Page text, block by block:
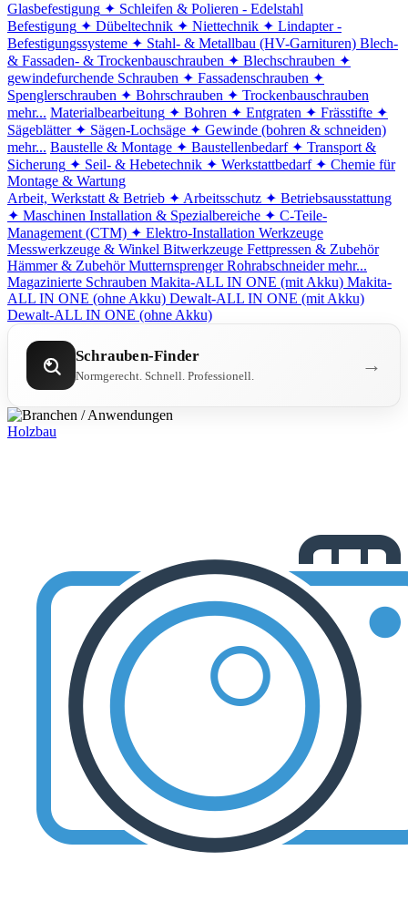
Glasbefestigung ✦ Schleifen & Polieren - Edelstahl
Befestigung ✦ Dübeltechnik ✦ Niettechnik ✦ Lindapter -
Befestigungssysteme ✦ Stahl- & Metallbau (HV-Garnituren) Blech-
& Fassaden- & Trockenbauschrauben ✦ Blechschrauben ✦
gewindefurchende Schrauben ✦ Fassadenschrauben ✦
Spenglerschrauben ✦ Bohrschrauben ✦ Trockenbauschrauben
mehr... Materialbearbeitung ✦ Bohren ✦ Entgraten ✦ Frässtifte ✦
Sägeblätter ✦ Sägen-Lochsäge ✦ Gewinde (bohren & schneiden)
mehr... Baustelle & Montage ✦ Baustellenbedarf ✦ Transport &
Sicherung ✦ Seil- & Hebetechnik ✦ Werkstattbedarf ✦ Chemie für
Montage & Wartung
Arbeit, Werkstatt & Betrieb ✦ Arbeitsschutz ✦ Betriebsausstattung
✦ Maschinen Installation & Spezialbereiche ✦ C-Teile-
Management (CTM) ✦ Elektro-Installation Werkzeuge
Messwerkzeuge & Winkel Bitwerkzeuge Fettpressen & Zubehör
Hämmer & Zubehör Mutternsprenger Rohrabschneider mehr...
Magazinierte Schrauben Makita-ALL IN ONE (mit Akku) Makita-
ALL IN ONE (ohne Akku) Dewalt-ALL IN ONE (mit Akku)
Dewalt-ALL IN ONE (ohne Akku)
Schrauben-Finder
Normgerecht. Schnell. Professionell. →
Holzbau